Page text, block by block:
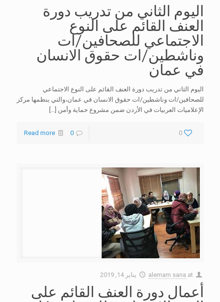
اليوم الثاني من تدريب دورة
العنف القائم على النوع
الاجتماعي للصحافين/ات
وناشطين/ات حقوق الانسان
في عمان
اليوم الثاني من تدريب دورة العنف القائم على النوع الاجتماعي
للصحافين/ات وناشطين/ات حقوق الانسان في عمان،والتي ينظمها مركز
الإعلاميات العربيات في الأردن ضمن مشروع حماية وأمن
0
0
Read more
alemam sana at يناير 14, 2019
أعمال دورة العنف القائم على